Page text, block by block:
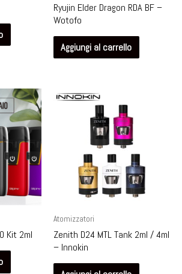
Ryujin Elder Dragon RDA BF –
Wotofo
Aggiungi al carrello
Kit 2ml
Atomizzatori
Zenith D24 MTL Tank 2ml / 4ml
– Innokin